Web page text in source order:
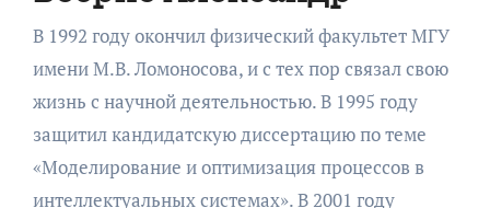
В 1992 году окончил физический факультет МГУ
имени М.В. Ломоносова, и с тех пор связал свою
жизнь с научной деятельностью. В 1995 году
защитил кандидатскую диссертацию по теме
«Моделирование и оптимизация процессов в
интеллектуальных системах». В 2001 году